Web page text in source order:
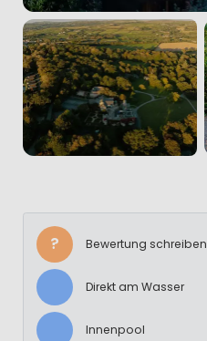
? Bewertung schreiben
Direkt am Wasser
Innenpool